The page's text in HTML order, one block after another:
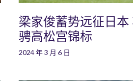
梁家俊蓄势远征日
骋高松宫锦标
2024 年 3 月 6 日